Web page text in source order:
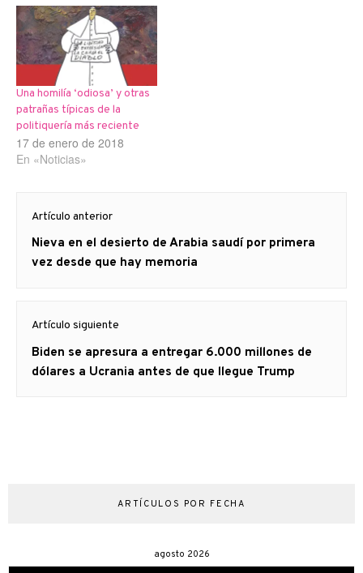
Una homilía ‘odiosa’ y otras
patrañas típicas de la
politiquería más reciente
17 de enero de 2018
En «Noticias»
de
entradas
Artículo anterior
Artículo
anterior
Nieva en el desierto de Arabia saudí por primera
vez desde que hay memoria
Artículo siguiente
Artículo
siguiente:
Biden se apresura a entregar 6.000 millones de
dólares a Ucrania antes de que llegue Trump
ARTÍCULOS POR FECHA
agosto 2026